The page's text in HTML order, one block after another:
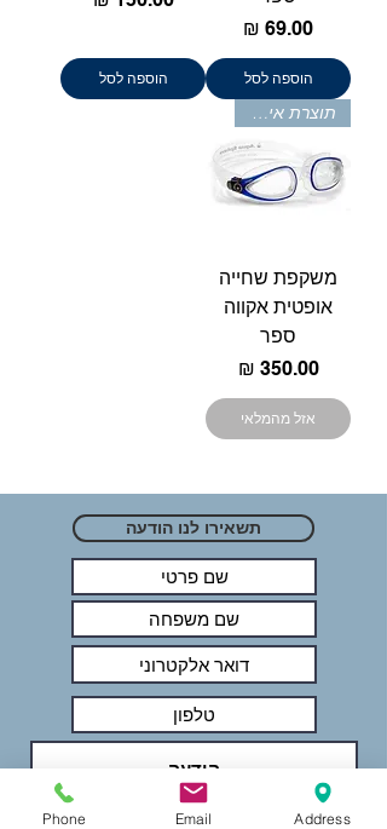
מחיר
הוספה לסל הוספה לסל
תוצרת איטליה
משקפת שחייה
אופטית אקווה
ספר
מחיר‏350.00 ‏₪
אזל מהמלאי
תשאירו לנו הודעה
Phone Email Address